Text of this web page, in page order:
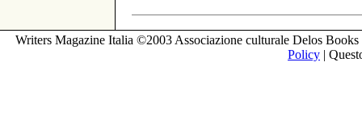
Writers Magazine Italia ©2003 Associazione culturale Delos
Policy |